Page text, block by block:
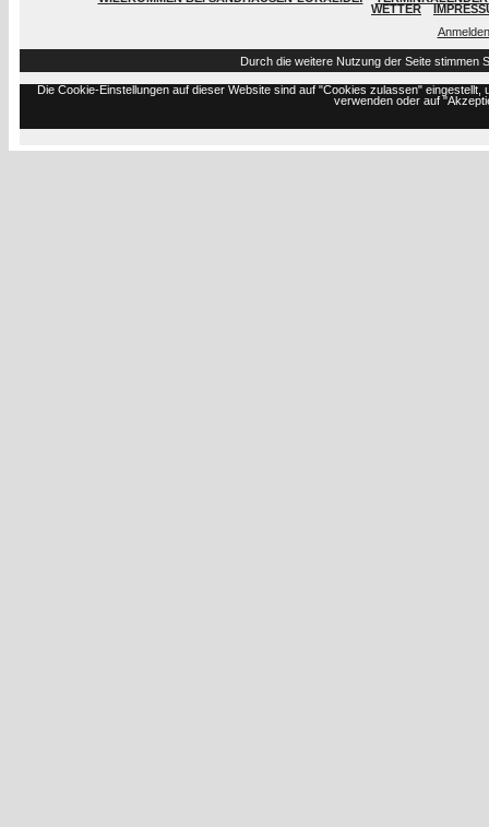
WETTER
Anmelden
Durch die weitere Nutzung der Seite stimmen
Die Cookie-Einstellungen auf dieser Website sind auf "Cookies zulassen"
verwenden oder auf